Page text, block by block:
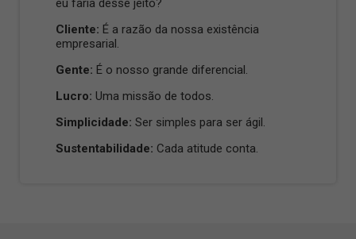
eu faria desse jeito?
Cliente: É a razão da nossa existência
empresarial.
Gente: É o nosso grande diferencial.
Lucro: Uma missão de todos.
Simplicidade: Ser simples para ser ágil.
Sustentabilidade: Cada atitude conta.